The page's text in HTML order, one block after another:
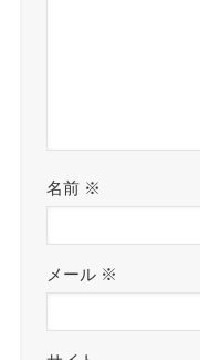
名前 ※
メール ※